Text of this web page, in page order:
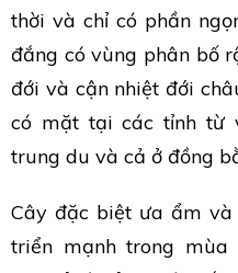
thời và chỉ có phần
đắng có vùng phân bố
đới và cận nhiệt đới
có mặt tại các tỉnh từ
trung du và cả ở đồng
Cây đặc biệt ưa ẩm và
triển mạnh trong